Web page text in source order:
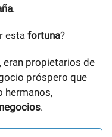
.
esta fortuna?
eran propietarios de
próspero que
hermanos,
negocios.